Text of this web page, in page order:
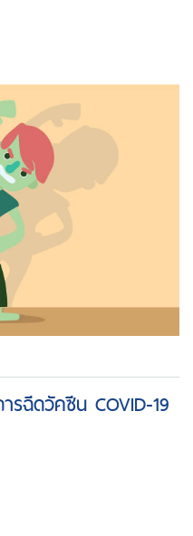
รฉีดวัคซีน COVID-19